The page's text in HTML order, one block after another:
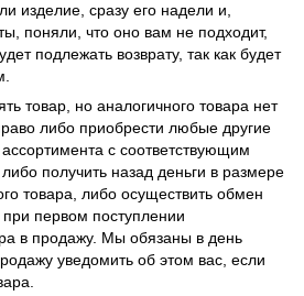
изделие, сразу его надели и,
поняли, что оно вам не подходит,
подлежать возврату, так как будет
товар, но аналогичного товара нет
либо приобрести любые другие
с соответствующим
получить назад деньги в размере
товара, либо осуществить обмен
первом поступлении
в продажу. Мы обязаны в день
уведомить об этом вас, если